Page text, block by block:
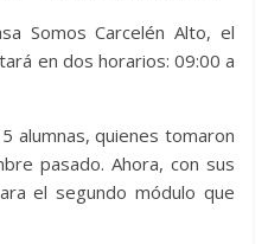
Somos Carcelén Alto, el
en dos horarios: 09:00 a
alumnas, quienes tomaron
pasado. Ahora, con sus
el segundo módulo que